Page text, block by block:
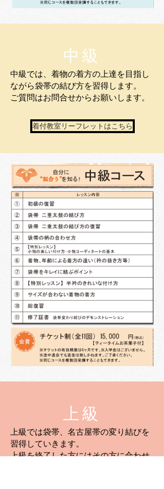
​中級
中級では、着物の着方の上達を目指し
ながら袋帯の結び方を習得します。
​ご質問はお問合せからお願いします。
着付教室リーフレットはこちら
​上級
上級では袋帯、名古屋帯の変り結びを
習得していきます。
上級を終了した方にはその方に合わせ